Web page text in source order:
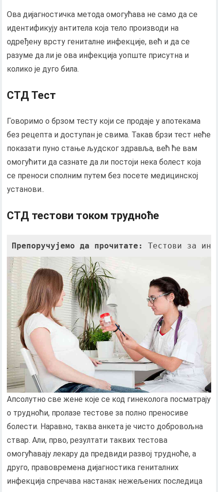
Ова дијагностичка метода омогућава не само да се
идентификују антитела која тело производи на
одређену врсту гениталне инфекције, већ и да се
разуме да ли је ова инфекција уопште присутна и
колико је дуго била.
СТД Тест
Говоримо о брзом тесту који се продаје у апотекама
без рецепта и доступан је свима. Такав брзи тест неће
показати пуно стање људског здравља, већ ће вам
омогућити да сазнате да ли постоји нека болест која
се преноси сполним путем без посете медицинској
установи..
СТД тестови током трудноће
Препоручујемо да прочитате: Тестови за
Апсолутно све жене које се код гинеколога посматрају
о трудноћи, пролазе тестове за полно преносиве
болести. Наравно, таква анкета је чисто добровољна
ствар. Али, прво, резултати таквих тестова
омогућавају лекару да предвиди развој трудноће, а
друго, правовремена дијагностика гениталних
инфекција спречава настанак нежељених последица